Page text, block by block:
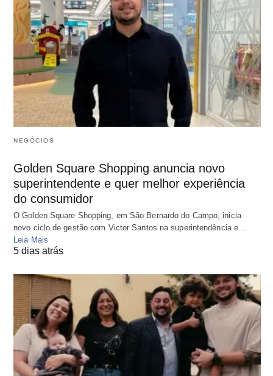
NEGÓCIOS
Golden Square Shopping anuncia novo
superintendente e quer melhor experiência
do consumidor
O Golden Square Shopping, em São Bernardo do Campo, inicia
novo ciclo de gestão com Victor Santos na superintendência e…
Leia Mais
5 dias atrás